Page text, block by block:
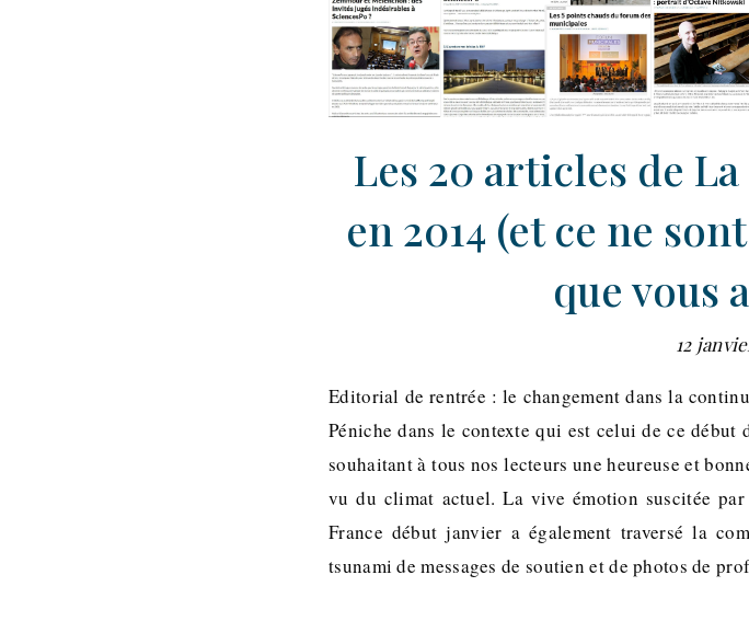
Les 20 articles de
en 2014 (et ce ne
que vous
12
Editorial de rentrée : le changement dans la
Péniche dans le contexte qui est celui de ce
souhaitant à tous nos lecteurs une heureuse et
vu du climat actuel. La vive émotion suscitée
France début janvier a également traversé la
tsunami de messages de soutien et de photos de